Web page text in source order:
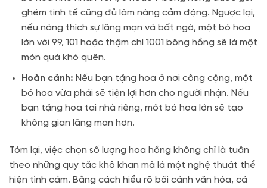
ghém tinh tế cũng đủ làm nàng cảm động. Ngược lại,
nếu nàng thích sự lãng mạn và bất ngờ, một bó hoa
lớn với 99, 101 hoặc thậm chí 1001 bông hồng sẽ là một
món quà khó quên.
Hoàn cảnh: Nếu bạn tặng hoa ở nơi công cộng, một
bó hoa vừa phải sẽ tiện lợi hơn cho người nhận. Nếu
bạn tặng hoa tại nhà riêng, một bó hoa lớn sẽ tạo
không gian lãng mạn hơn.
Tóm lại, việc chọn số lượng hoa hồng không chỉ là tuân
theo những quy tắc khô khan mà là một nghệ thuật thể
hiện tình cảm. Bằng cách hiểu rõ bối cảnh văn hóa, cá